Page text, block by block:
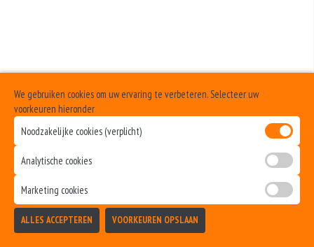
We gebruiken cookies om uw ervaring te verbeteren. Selecteer uw
voorkeuren hieronder
Noodzakelijke cookies (verplicht)
Analytische cookies
Marketing cookies
ALLES ACCEPTEREN VOORKEUREN OPSLAAN